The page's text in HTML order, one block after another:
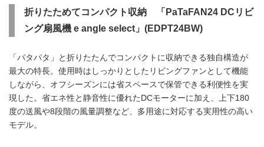
折りたためてコンパクト収納 「PaTaFAN24 DCリビ
ング扇風機 e angle select」(EDPT24BW)
「パタパタ」と折りたたんでコンパクトに収納できる独自構造が
最大の特長。使用時はしっかりとしたリビングファンとして機能
しながら、オフシーズンには省スペースで保管できる利便性を実
現した。省エネ性と静音性に優れたDCモーターに加え、上下180
度の送風や8段階の風量調整など、多用途に対応する実用性の高い
モデル。